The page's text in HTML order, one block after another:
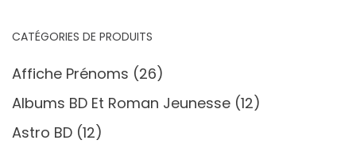
CATÉGORIES DE PRODUITS
Affiche Prénoms (26)
Albums BD Et Roman Jeunesse (12)
Astro BD (12)